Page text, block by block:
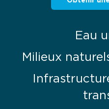
Eau
Milieux